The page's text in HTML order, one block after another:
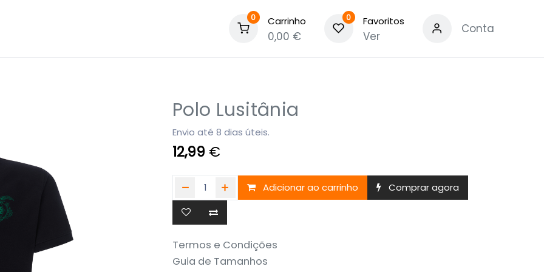
0 Carrinho
0,00 €
0 Favoritos
Ver
Conta
Polo Lusitânia
Envio até 8 dias úteis.
12,99 €
Adicionar ao carrinho Comprar agora
Termos e Condições
Guia de Tamanhos